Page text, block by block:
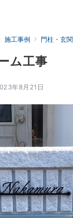
施工事例 門柱・玄関
ム工事
年8月21日